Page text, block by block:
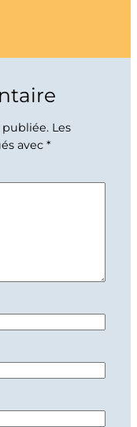
publiée. Les
avec *